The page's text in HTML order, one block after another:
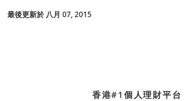
最後更新於 八月 07, 2015
香港#1個人理財平台